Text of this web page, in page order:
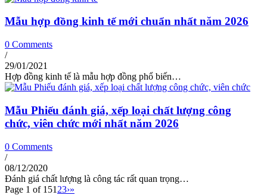
Mẫu hợp đồng kinh tế mới chuẩn nhất năm 2026
0 Comments
/
29/01/2021
Hợp đồng kinh tế là mẫu hợp đồng phổ biến…
Mẫu Phiếu đánh giá, xếp loại chất lượng công
chức, viên chức mới nhất năm 2026
0 Comments
/
08/12/2020
Đánh giá chất lượng là công tác rất quan trọng…
Page 1 of 151 23›»